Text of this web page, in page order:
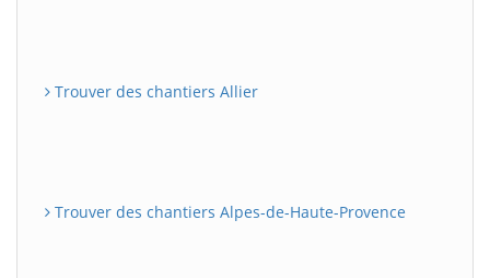
Trouver des chantiers Allier
Trouver des chantiers Alpes-de-Haute-Provence